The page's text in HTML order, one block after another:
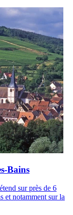
Bains
sur près de 6
et notamment sur la